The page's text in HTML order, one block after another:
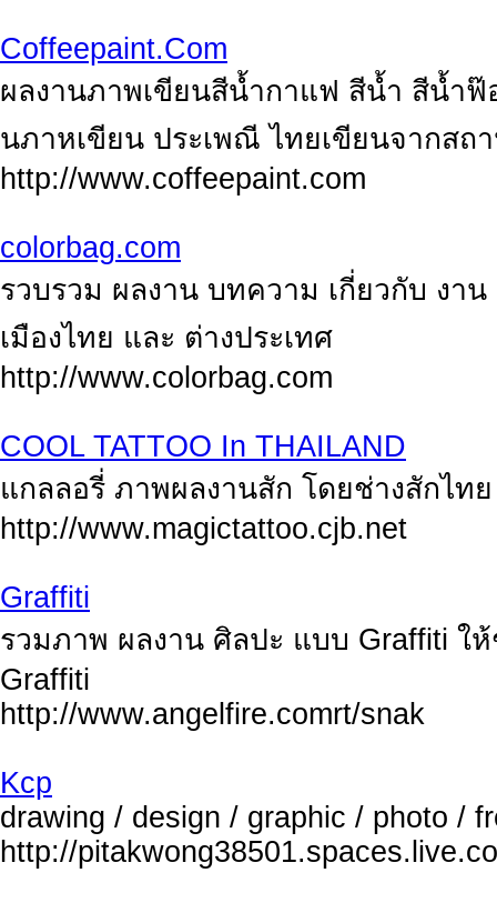
Coffeepaint.Com
ผลงานภาพเขียนสีน้ำกาแฟ สีน้ำ สีน้ำ
นภาหเขียน ประเพณี ไทยเขียนจากสถ
http://www.coffeepaint.com
colorbag.com
รวบรวม ผลงาน บทความ เกี่ยวกับ งา
เมืองไทย และ ต่างประเทศ
http://www.colorbag.com
COOL TATTOO In THAILAND
แกลลอรี่ ภาพผลงานสัก โดยช่างสักไทย
http://www.magictattoo.cjb.net
Graffiti
รวมภาพ ผลงาน ศิลปะ แบบ Graffiti ใ
Graffiti
http://www.angelfire.comrt/snak
Kcp
drawing / design / graphic / photo /
http://